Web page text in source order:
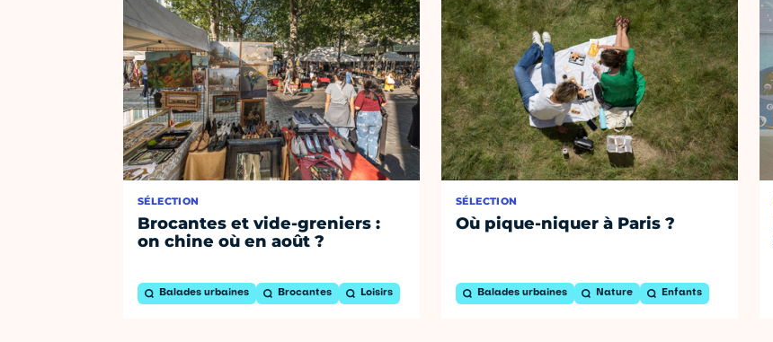
SÉLECTION
Brocantes et vide-greniers :
on chine où en août ?
Balades urbaines Brocantes Loisirs
SÉLECTION
Où pique-niquer à Paris ?
Balades urbaines Nature Enfants